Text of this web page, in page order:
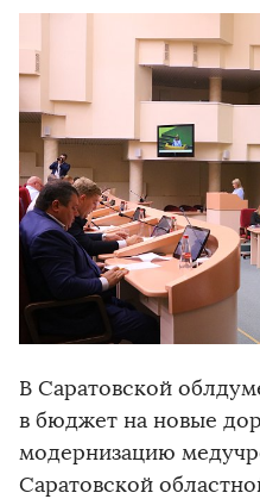
В Саратовской
в бюджет на новые
модернизацию
Саратовской